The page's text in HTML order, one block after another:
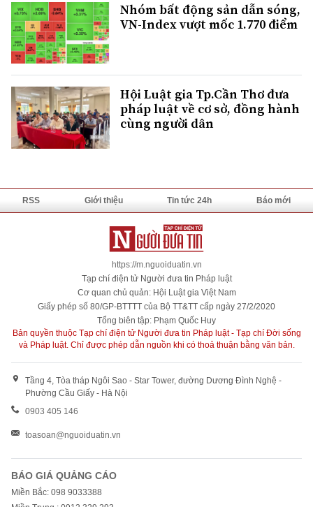
Nhóm bất động sản dẫn sóng,
VN-Index vượt mốc 1.770 điểm
Hội Luật gia Tp.Cần Thơ đưa
pháp luật về cơ sở, đồng hành
cùng người dân
RSS Giới thiệu Tin tức 24h Báo mới
https://m.nguoiduatin.vn
Tạp chí điện tử Người đưa tin Pháp luật
Cơ quan chủ quản: Hội Luật gia Việt Nam
Giấy phép số 80/GP-BTTTT của Bộ TT&TT cấp ngày 27/2/2020
Tổng biên tập: Phạm Quốc Huy
Bản quyền thuộc Tạp chí điện tử Người đưa tin Pháp luật - Tạp chí Đời sống
và Pháp luật. Chỉ được phép dẫn nguồn khi có thoả thuận bằng văn bản.
Tầng 4, Tòa tháp Ngôi Sao - Star Tower, đường Dương Đình Nghệ -
Phường Cầu Giấy - Hà Nội
0903 405 146
toasoan@nguoiduatin.vn
BÁO GIÁ QUẢNG CÁO
Miền Bắc: 098 9033388